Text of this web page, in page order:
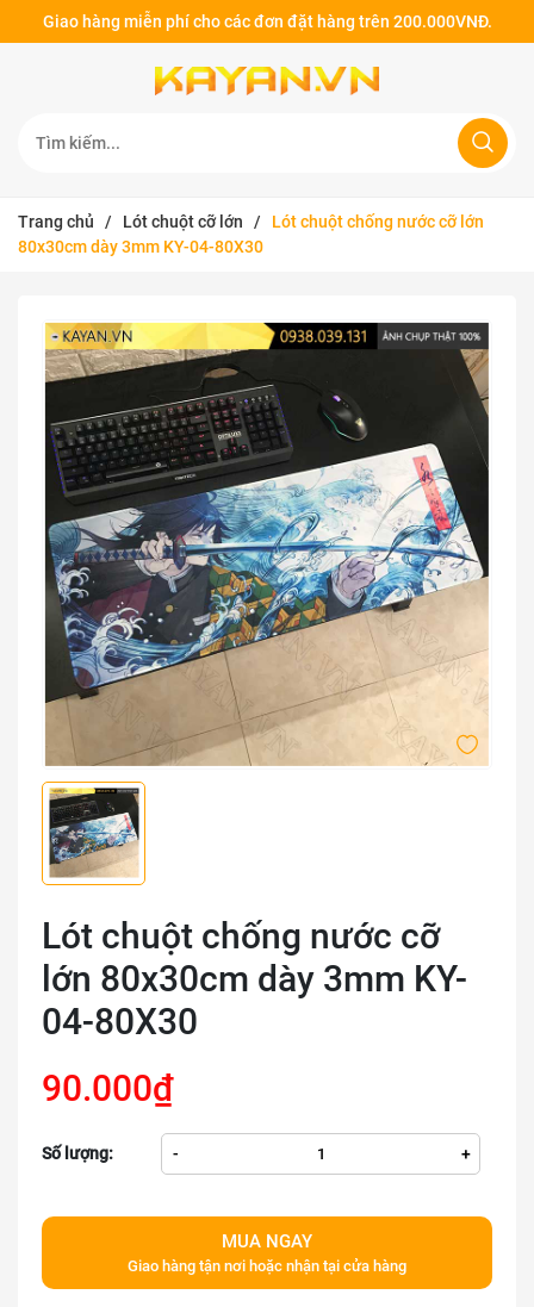
Giao hàng miễn phí cho các đơn đặt hàng trên 200.000VNĐ.
Trang chủ / Lót chuột cỡ lớn /
Lót chuột chống nước cỡ lớn
80x30cm dày 3mm KY-04-80X30
Lót chuột chống nước cỡ
lớn 80x30cm dày 3mm KY-
04-80X30
90.000₫
Số lượng: - +
MUA NGAY
Giao hàng tận nơi hoặc nhận tại cửa hàng